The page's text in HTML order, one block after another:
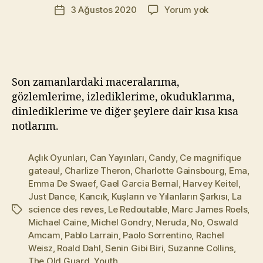
Yazının
yazarı
a
a
z
Yazı3 Ağustos 2020 Yorum yokKısa
Son zamanlardaki maceralarıma,
gözlemlerime, izlediklerime, okuduklarıma,
dinlediklerime ve diğer şeylere dair kısa kısa
notlarım.
Etiketler
Açlık Oyunları, Can Yayınları, Candy, Ce magnifique
gateau!, Charlize Theron, Charlotte Gainsbourg, Ema,
Emma De Swaef, Gael Garcia Bernal, Harvey Keitel,
Just Dance, Kancık, Kuşların ve Yılanların Şarkısı, La
science des reves, Le Redoutable, Marc James Roels,
Michael Caine, Michel Gondry, Neruda, No, Oswald
Amcam, Pablo Larrain, Paolo Sorrentino, Rachel
Weisz, Roald Dahl,Senin Gibi Biri, Suzanne Collins,